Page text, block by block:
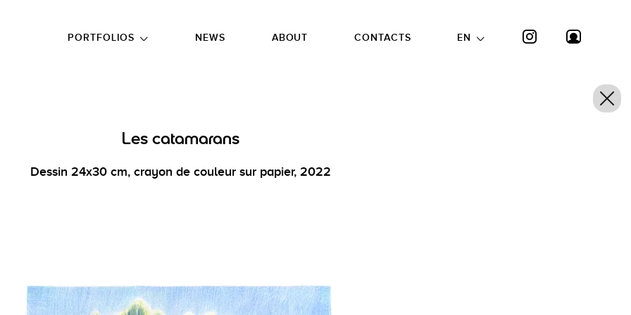
PORTFOLIOS
NEWS ABOUT CONTACTS EN
Les catamarans
Dessin 24x30 cm, crayon de couleur sur papier, 2022